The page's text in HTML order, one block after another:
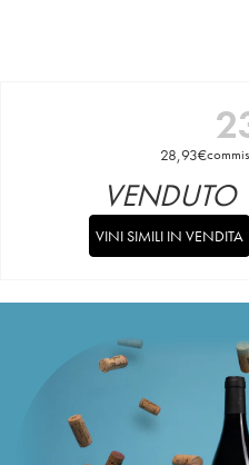
28,93€
VENDUTO
VINI SIMILI IN VENDITA